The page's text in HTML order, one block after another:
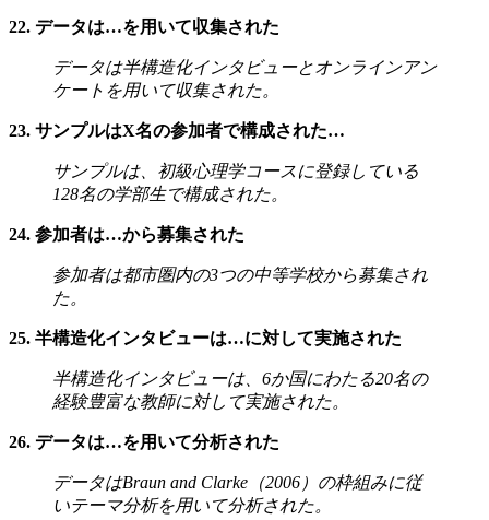
22. データは…を用いて収集された
データは半構造化インタビューとオンラインアン
ケートを用いて収集された。
23. サンプルはX名の参加者で構成された…
サンプルは、初級心理学コースに登録している
128名の学部生で構成された。
24. 参加者は…から募集された
参加者は都市圏内の3つの中等学校から募集され
た。
25. 半構造化インタビューは…に対して実施された
半構造化インタビューは、6か国にわたる20名の
経験豊富な教師に対して実施された。
26. データは…を用いて分析された
データはBraun and Clarke（2006）の枠組みに従
いテーマ分析を用いて分析された。